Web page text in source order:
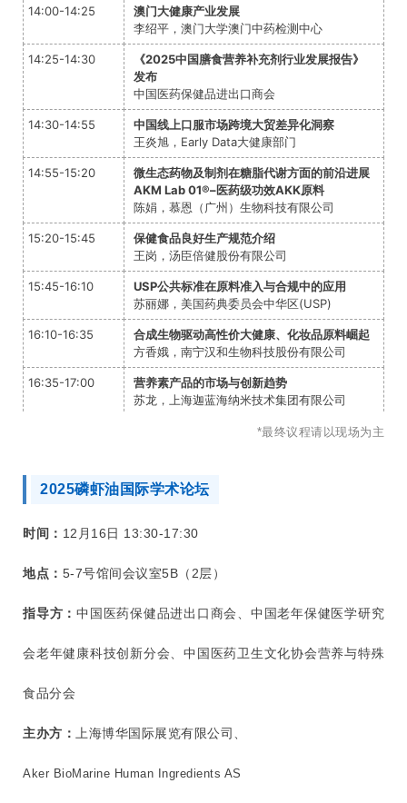
14:00-14:25
澳门大健康产业发展
李绍平，澳门大学澳门中药检测中心
14:25-14:30
《2025中国膳食营养补充剂行业发展报告》
发布
中国医药保健品进出口商会
14:30-14:55
中国线上口服市场跨境大贸差异化洞察
王炎旭，Early Data大健康部门
14:55-15:20
微生态药物及制剂在糖脂代谢方面的前沿进展
AKM Lab 01®–医药级功效AKK原料
陈娟，慕恩（广州）生物科技有限公司
15:20-15:45
保健食品良好生产规范介绍
王岗，汤臣倍健股份有限公司
15:45-16:10
USP公共标准在原料准入与合规中的应用
苏丽娜，美国药典委员会中华区(USP)
16:10-16:35
合成生物驱动高性价大健康、化妆品原料崛起
方香娥，南宁汉和生物科技股份有限公司
16:35-17:00
营养素产品的市场与创新趋势
苏龙，上海迦蓝海纳米技术集团有限公司
*最终议程请以现场为主
2025磷虾油国际学术论坛
时间： 12月16日 13:30-17:30
地点： 5-7号馆间会议室5B（2层）
指导方： 中国医药保健品进出口商会、中国老年保健医学研究
会老年健康科技创新分会、中国医药卫生文化协会营养与特殊
食品分会
主办方： 上海博华国际展览有限公司、
Aker BioMarine Human Ingredients AS